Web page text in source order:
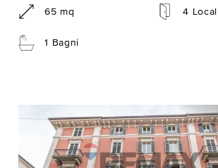
65 mq 4
1 Bagni